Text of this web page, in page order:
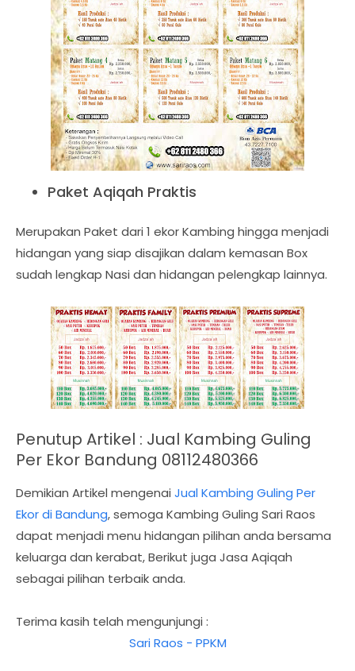
Paket Aqiqah Praktis
Merupakan Paket dari 1 ekor Kambing hingga menjadi
hidangan yang siap disajikan dalam kemasan Box
sudah lengkap Nasi dan hidangan pelengkap lainnya.
Penutup Artikel : Jual Kambing Guling
Per Ekor Bandung 08112480366
Demikian Artikel mengenai Jual Kambing Guling Per
Ekor di Bandung, semoga Kambing Guling Sari Raos
dapat menjadi menu hidangan pilihan anda bersama
keluarga dan kerabat, Berikut juga Jasa Aqiqah
sebagai pilihan terbaik anda.
Terima kasih telah mengunjungi :
Sari Raos - PPKM